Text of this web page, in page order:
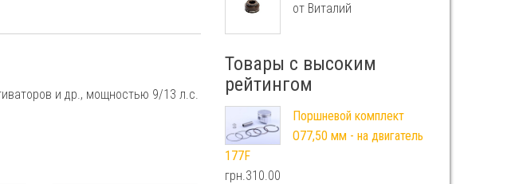
и др., мощностью 9/13 л.с.
от Виталий
Товары с высоким
рейтингом
Поршневой комплект
O77,50 мм - на двигатель
177F
грн.310.00